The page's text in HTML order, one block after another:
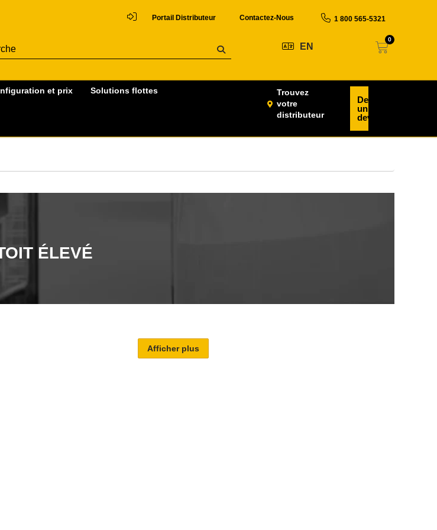
Portail Distributeur Contactez-Nous 1 800 565-5321
EN
0
et prix Solutions flottes
Trouvez
votre
distributeur
Demander
un
devis
ÉLEVÉ